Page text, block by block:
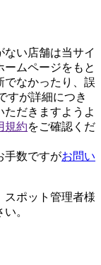
い店舗は当サイ
ームページをもと
でなかったり、誤
すが詳細につき
ただきますようよ
規約をご確認くだ
手数ですがお問い
ポット管理者様
。